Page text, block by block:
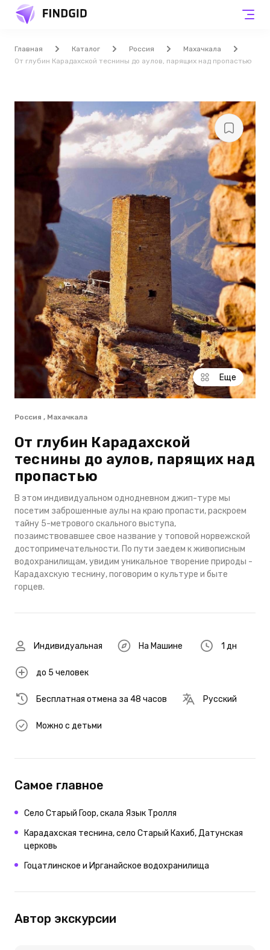
Главная Каталог Россия
Махачкала
От глубин Карадахской теснины до аулов, парящих над пропастью
Еще
Россия , Махачкала
От глубин Карадахской
теснины до аулов, парящих над
пропастью
В этом индивидуальном однодневном джип-туре мы
посетим заброшенные аулы на краю пропасти, раскроем
тайну 5-метрового скального выступа,
позаимствовавшее свое название у топовой норвежской
достопримечательности. По пути заедем к живописным
водохранилищам, увидим уникальное творение природы -
Карадахскую теснину, поговорим о культуре и быте
горцев.
Индивидуальная На Машине 1 дн
до 5 человек
Бесплатная отмена за 48 часов Русский
Можно с детьми
Самое главное
Село Старый Гоор, скала Язык Тролля
Карадахская теснина, село Старый Кахиб, Датунская
церковь
Гоцатлинское и Ирганайское водохранилища
Автор экскурсии